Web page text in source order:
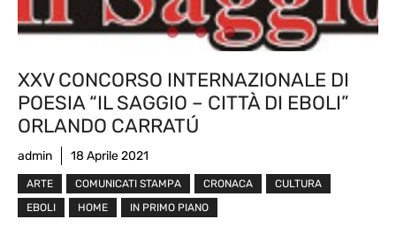
XXV CONCORSO INTERNAZIONALE DI
POESIA “IL SAGGIO – CITTÀ DI EBOLI”
ORLANDO CARRATÚ
admin 18 Aprile 2021
ARTE COMUNICATI STAMPA CRONACA
CULTURA
EBOLI
HOME IN PRIMO PIANO